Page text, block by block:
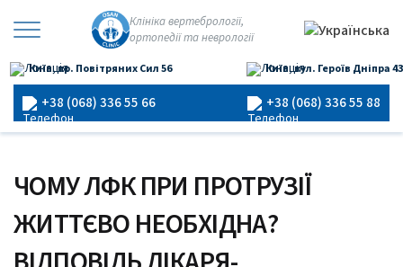
до
вмісту
Клініка вертебрології,
ортопедії та неврології
Київ, пр. Повітряних Сил 56 Київ, вул. Героїв Дніпра 43
+38 (068) 336 55 66 +38 (068) 336 55 88
Головна›Блог›Чому ЛФК при протрузії життєво необхідна?
Відповідь лікаря-вертебролога
ЧОМУ ЛФК ПРИ ПРОТРУЗІЇ
ЖИТТЄВО НЕОБХІДНА?
×